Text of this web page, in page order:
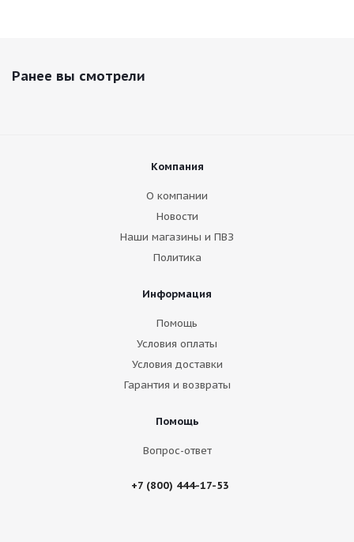
Ранее вы смотрели
Компания
О компании
Новости
Наши магазины и ПВЗ
Политика
Информация
Помощь
Условия оплаты
Условия доставки
Гарантия и возвраты
Помощь
Вопрос-ответ
+7 (800) 444-17-53